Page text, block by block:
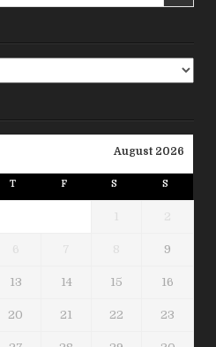
August 2026
T F S S
1 2
6 7 8 9
13 14 15 16
20 21 22 23